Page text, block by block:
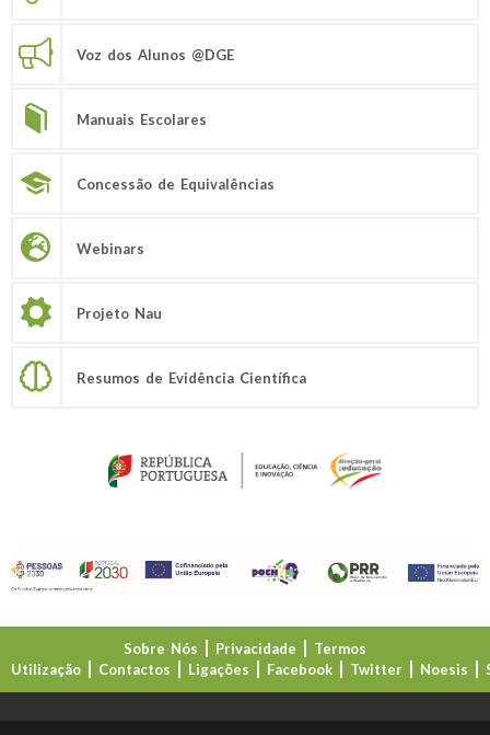
Voz dos Alunos @DGE
Manuais Escolares
Concessão de Equivalências
Webinars
Projeto Nau
Resumos de Evidência Científica
Sobre Nós Privacidade
Termos
Utilização
Contactos Ligações Facebook Twitter Noesis